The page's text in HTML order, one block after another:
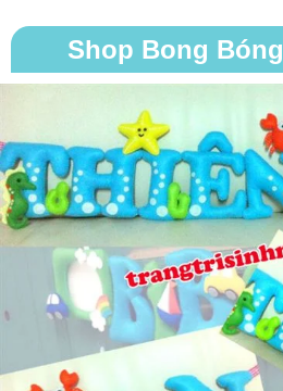
Shop Bong